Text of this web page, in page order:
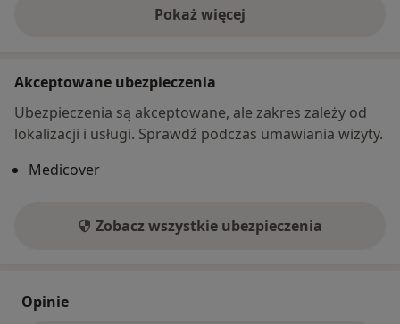
Pokaż więcej
o adresie
Akceptowane ubezpieczenia
Ubezpieczenia są akceptowane, ale zakres zależy od
lokalizacji i usługi. Sprawdź podczas umawiania wizyty.
Medicover
Zobacz wszystkie ubezpieczenia
Opinie